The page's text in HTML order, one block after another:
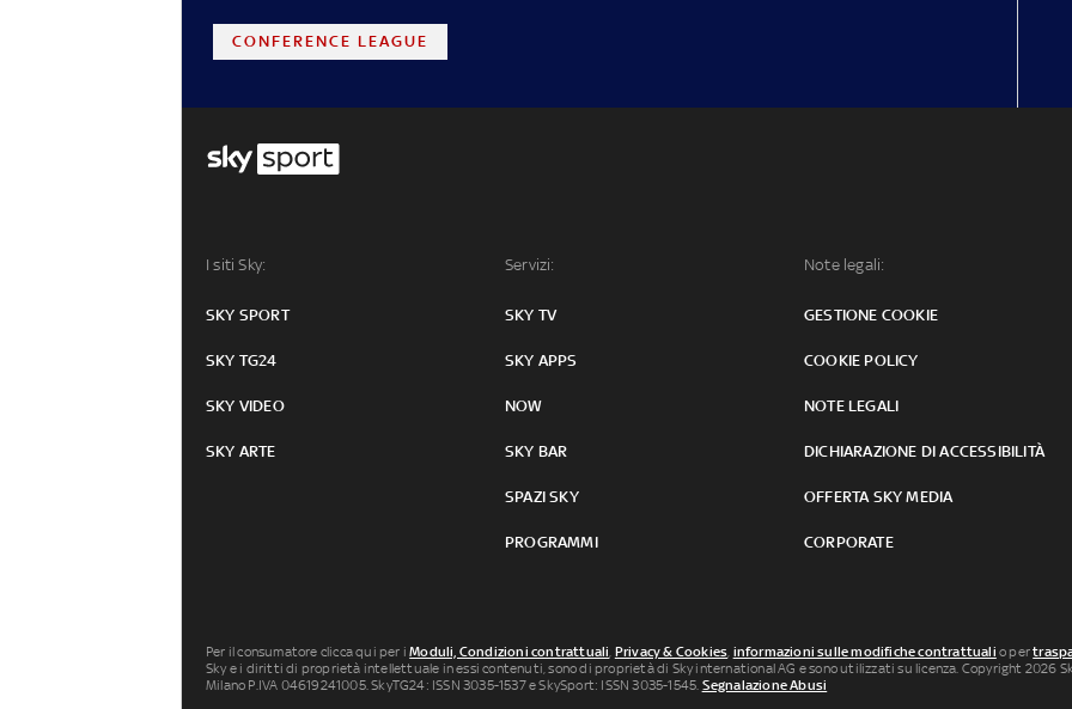
CONFERENCE LEAGUE
I siti Sky:
SKY SPORT
SKY TG24
SKY VIDEO
SKY ARTE
Servizi:
SKY TV
SKY APPS
NOW
SKY BAR
SPAZI SKY
PROGRAMMI
Note legali:
GESTIONE COOKIE
COOKIE POLICY
NOTE LEGALI
DICHIARAZIONE DI ACCESSIBILITÀ
OFFERTA SKY MEDIA
CORPORATE
Per il consumatore clicca qui per iModuli, Condizioni contrattuali, Privacy & Cookies, informazioni sulle modifiche contrattuali o per
Sky e i diritti di proprietà intellettuale in essi contenuti, sono di proprietà di Sky international AG e sono utilizzati su licenza. Copyright 2026
Milano P.IVA 04619241005. SkyTG24: ISSN 3035-1537 e SkySport: ISSN 3035-1545. Segnalazione Abusi